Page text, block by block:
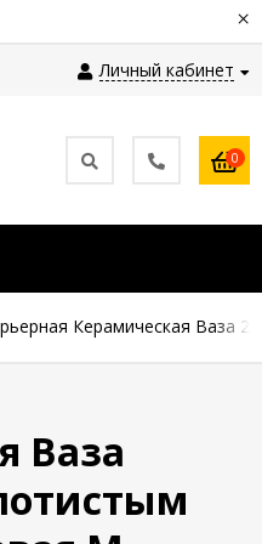
×
Личный кабинет
0
Керамическая Ваза
Ваза